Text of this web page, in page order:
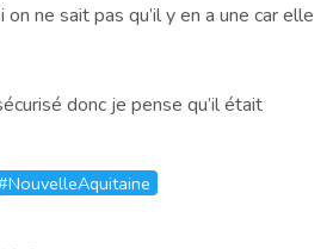
ne sait pas qu’il y en a une car elle
donc je pense qu’il était